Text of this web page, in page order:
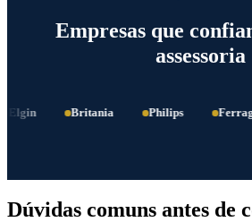
Empresas que
assessoria
Britania Philips
Dúvidas comuns antes de